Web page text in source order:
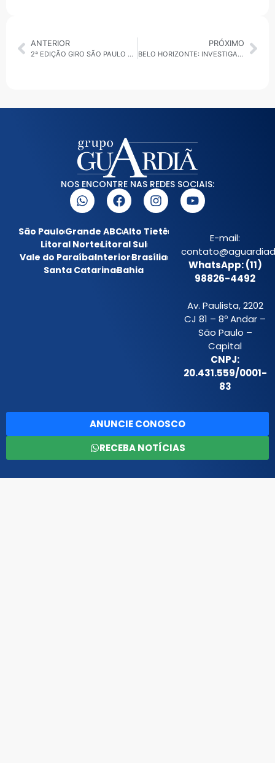
ANTERIOR
2ª EDIÇÃO GIRO SÃO PAULO CAPITAL 04/03/2026: GCM RECEBE 105 NOVAS VIATURAS
PRÓXIMO
BELO HORIZONTE: INVESTIGADO EM ESQUEMA BILIONÁRIO LIGADO AO BANCO MASTER MORRE APÓS SER PRESO PELA PF
NOS ENCONTRE NAS REDES SOCIAIS:
São PauloGrande ABCAlto Tietê
Litoral NorteLitoral Sul
Vale do ParaíbaInteriorBrasília
Santa CatarinaBahia
E-mail:
WhatsApp: (11)
98826-4492
Av. Paulista, 2202
CJ 81 – 8º Andar –
São Paulo –
Capital
CNPJ:
20.431.559/0001-
83
ANUNCIE CONOSCO
RECEBA NOTÍCIAS